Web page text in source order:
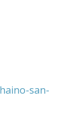
san-